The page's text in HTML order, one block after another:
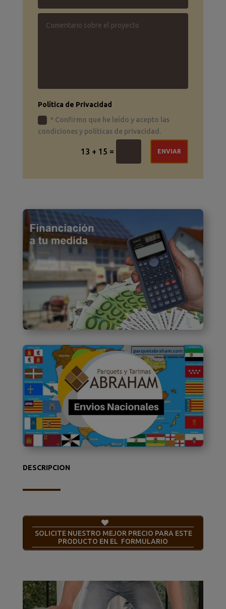
Política de Privacidad
* Confirmo que he leído y acepto las
condiciones y políticas de privacidad.
13 + 15 = ENVIAR
DESCRIPCION
SOLICITE NUESTRO MEJOR PRECIO PARA ESTE
PRODUCTO EN EL FORMULARIO